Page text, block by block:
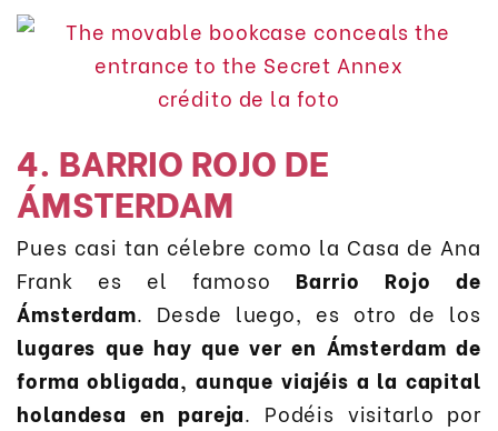
crédito de la foto
4. BARRIO ROJO DE
ÁMSTERDAM
Pues casi tan célebre como la Casa de Ana
Frank es el famoso Barrio Rojo de
Ámsterdam. Desde luego, es otro de los
lugares que hay que ver en Ámsterdam de
forma obligada, aunque viajéis a la capital
holandesa en pareja. Podéis visitarlo por